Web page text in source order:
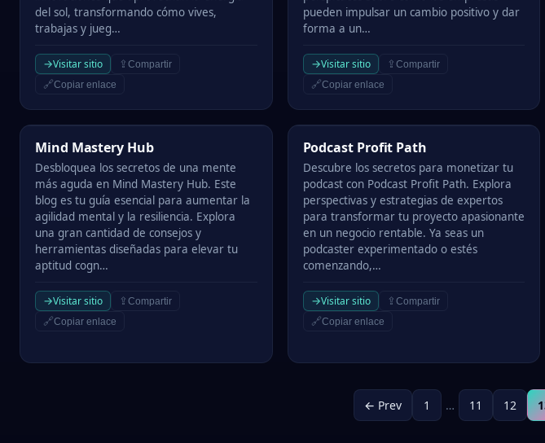
del sol, transformando cómo vives,
trabajas y jueg…
→Visitar sitio ⇪ Compartir
🔗Copiar enlace
pueden impulsar un cambio positivo y dar
forma a un…
→Visitar sitio ⇪ Compartir
🔗Copiar enlace
Mind Mastery Hub
Mind Mastery Hub
Desbloquea los secretos de una mente
más aguda en Mind Mastery Hub. Este
blog es tu guía esencial para aumentar la
agilidad mental y la resiliencia. Explora
una gran cantidad de consejos y
herramientas diseñadas para elevar tu
aptitud cogn…
→Visitar sitio ⇪ Compartir
🔗Copiar enlace
Podcast Profit Path
Podcast Profit Path
Descubre los secretos para monetizar tu
podcast con Podcast Profit Path. Explora
perspectivas y estrategias de expertos
para transformar tu proyecto apasionante
en un negocio rentable. Ya seas un
podcaster experimentado o estés
comenzando,…
→Visitar sitio ⇪ Compartir
🔗Copiar enlace
← Prev 1 … 11 12